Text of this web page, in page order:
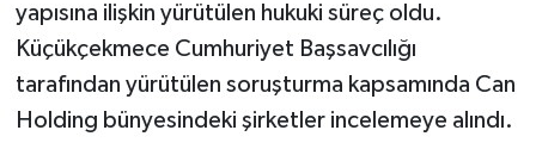
yapısına ilişkin yürütülen hukuki süreç oldu.
Küçükçekmece Cumhuriyet Başsavcılığı
tarafından yürütülen soruşturma kapsamında Can
Holding bünyesindeki şirketler incelemeye alındı.